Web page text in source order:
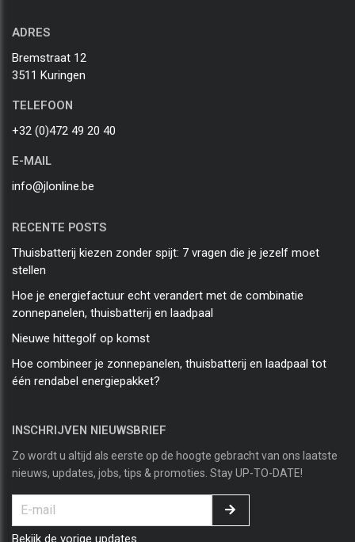
ADRES
Bremstraat 12
3511 Kuringen
TELEFOON
+32 (0)472 49 20 40
E-MAIL
info@jlonline.be
RECENTE POSTS
Thuisbatterij kiezen zonder spijt: 7 vragen die je jezelf moet
stellen
Hoe je energiefactuur echt verandert met de combinatie
zonnepanelen, thuisbatterij en laadpaal
Nieuwe hittegolf op komst
Hoe combineer je zonnepanelen, thuisbatterij en laadpaal tot
één rendabel energiepakket?
INSCHRIJVEN NIEUWSBRIEF
Zo wordt u altijd als eerste op de hoogte gebracht van ons laatste
nieuws, updates, jobs, tips & promoties. Stay UP-TO-DATE!
Bekijk de vorige updates